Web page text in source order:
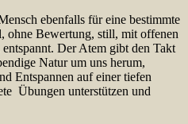
ebenfalls für eine bestimmte
ohne Bewertung, still, mit offenen
Der Atem gibt den Takt
Natur um uns herum,
Entspannen auf einer tiefen
Übungen unterstützen und